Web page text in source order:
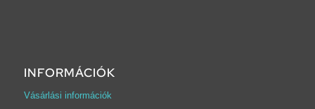
INFORMÁCIÓK
Vásárlási információk